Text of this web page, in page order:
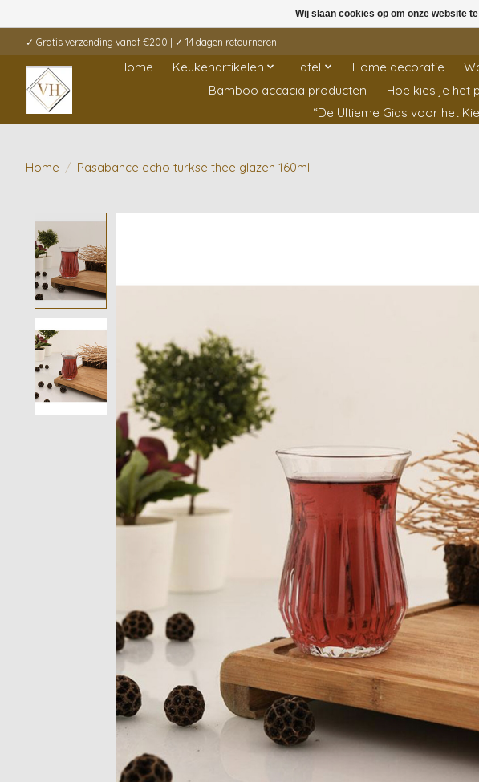
✓ Gratis verzending vanaf €200 | ✓ 14 dagen retourneren
Home Keukenartikelen Tafel Home decoratie
Bamboo accacia producten
Hoe kies je het
“De Ultieme Gids voor het
Home / Pasabahce echo turkse thee glazen 160ml
Wij slaan cookies op om onze website